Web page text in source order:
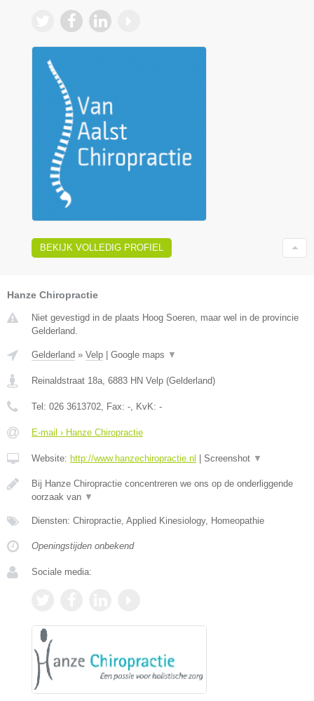
BEKIJK VOLLEDIG PROFIEL
Hanze Chiropractie
Niet gevestigd in de plaats Hoog Soeren, maar wel in de provincie
Gelderland.
Gelderland » Velp | Google maps ▼
Reinaldstraat 18a 6883 HN Velp (Gelderland)
Tel: 026 3613702 , Fax: - , KvK: -
E-mail › Hanze Chiropractie
Website: http://www.hanzechiropractie.nl | Screenshot ▼
Bij Hanze Chiropractie concentreren we ons op de onderliggende
oorzaak van ▼
Diensten: Chiropractie, Applied Kinesiology, Homeopathie
Openingstijden onbekend
Sociale media: